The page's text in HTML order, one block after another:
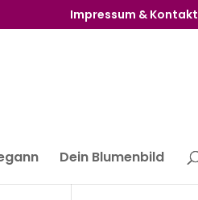
Impressum & Kontakt
Dein Blumenbild